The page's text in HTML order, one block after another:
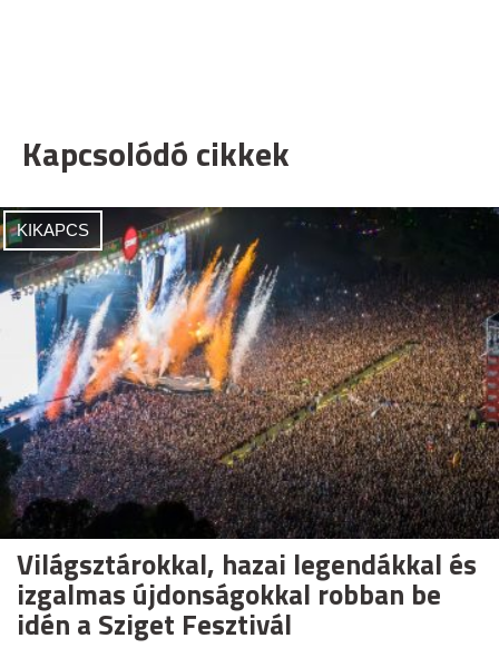
Kapcsolódó cikkek
KIKAPCS
Világsztárokkal, hazai legendákkal és
izgalmas újdonságokkal robban be
idén a Sziget Fesztivál